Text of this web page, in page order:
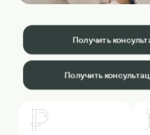
Получить
Получить